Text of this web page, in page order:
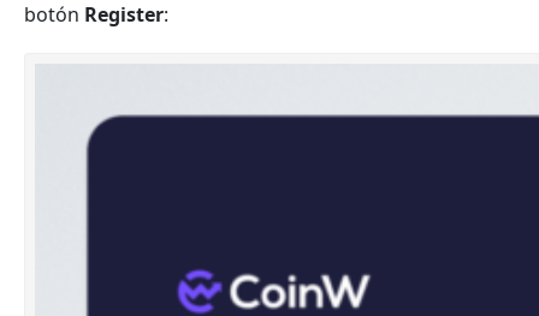
botón Register: